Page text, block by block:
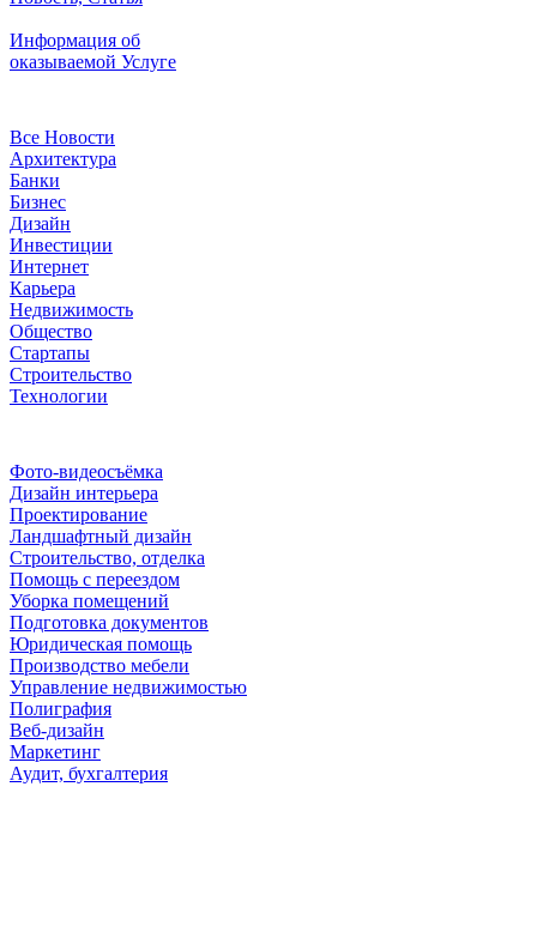
Информация об
оказываемой Услуге
Все Новости
Архитектура
Банки
Бизнес
Дизайн
Инвестиции
Интернет
Карьера
Недвижимость
Общество
Стартапы
Строительство
Технологии
Фото-видеосъёмка
Дизайн интерьера
Проектирование
Ландшафтный дизайн
Строительство, отделка
Помощь с переездом
Уборка помещений
Подготовка документов
Юридическая помощь
Производство мебели
Управление недвижимостью
Полиграфия
Веб-дизайн
Маркетинг
Аудит, бухгалтерия